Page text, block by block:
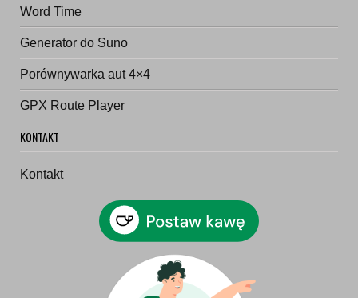
Word Time
Generator do Suno
Porównywarka aut 4×4
GPX Route Player
KONTAKT
Kontakt